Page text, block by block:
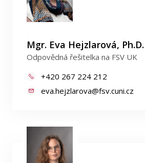
Mgr. Eva Hejzlarová, Ph.D.
Odpovědná řešitelka na FSV UK
+420 267 224 212
eva.hejzlarova@fsv.cuni.cz